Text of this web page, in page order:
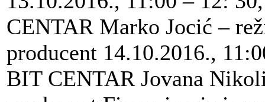
CENTAR Marko Jocić –
producent 14.10.2016.,
BIT CENTAR Jovana